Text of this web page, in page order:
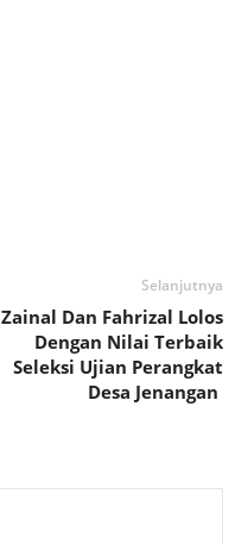
Selanjutnya
Zainal Dan Fahrizal Lolos
Dengan Nilai Terbaik
Seleksi Ujian Perangkat
Desa Jenangan